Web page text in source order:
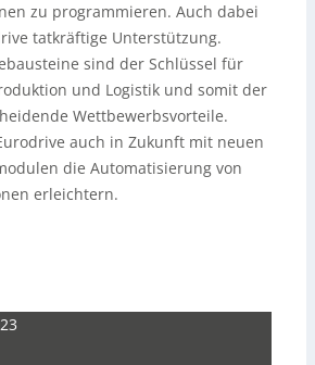
zu programmieren. Auch dabei
tatkräftige Unterstützung.
sind der Schlüssel für
und Logistik und somit der
Wettbewerbsvorteile.
auch in Zukunft mit neuen
die Automatisierung von
erleichtern.